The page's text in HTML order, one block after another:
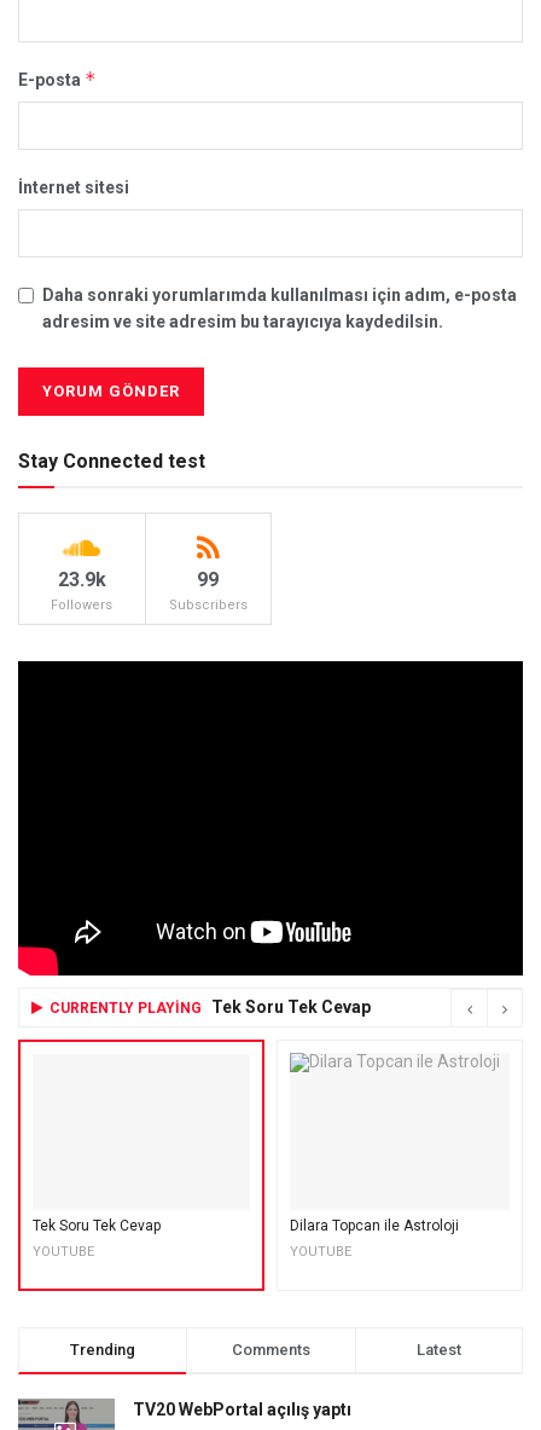
E-posta *
İnternet sitesi
Daha sonraki yorumlarımda kullanılması için adım, e-posta
adresim ve site adresim bu tarayıcıya kaydedilsin.
Stay Connected test
23.9k
Followers
99
Subscribers
CURRENTLY PLAYING Tek Soru Tek Cevap
Tek Soru Tek Cevap
YOUTUBE
Dilara Topcan ile Astroloji
YOUTUBE
Trending Comments Latest
TV20 WebPortal açılış yaptı